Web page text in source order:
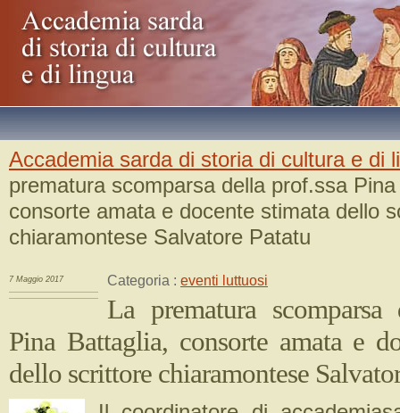
Accademia sarda di storia di cultura e di
prematura scomparsa della prof.ssa
consorte amata e docente stimata dello
chiaramontese Salvatore Patatu
7 Maggio 2017 Categoria : eventi luttuosi
La prematura scomparsa
Pina Battaglia, consorte amata e
dello scrittore chiaramontese